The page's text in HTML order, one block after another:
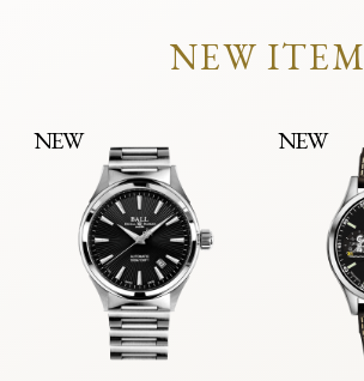
NEW ITEM
NEW NEW